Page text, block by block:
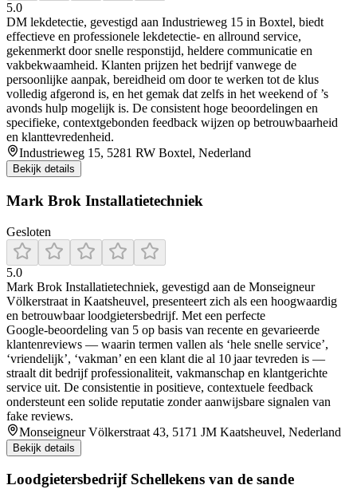
5.0
DM lekdetectie, gevestigd aan Industrieweg 15 in Boxtel, biedt
effectieve en professionele lekdetectie- en allround service,
gekenmerkt door snelle responstijd, heldere communicatie en
vakbekwaamheid. Klanten prijzen het bedrijf vanwege de
persoonlijke aanpak, bereidheid om door te werken tot de klus
volledig afgerond is, en het gemak dat zelfs in het weekend of ’s
avonds hulp mogelijk is. De consistent hoge beoordelingen en
specifieke, contextgebonden feedback wijzen op betrouwbaarheid
en klanttevredenheid.
Industrieweg 15, 5281 RW Boxtel, Nederland
Bekijk details
Mark Brok Installatietechniek
Gesloten
5.0
Mark Brok Installatietechniek, gevestigd aan de Monseigneur
Völkerstraat in Kaatsheuvel, presenteert zich als een hoogwaardig
en betrouwbaar loodgietersbedrijf. Met een perfecte
Google‑beoordeling van 5 op basis van recente en gevarieerde
klantenreviews — waarin termen vallen als ‘hele snelle service’,
‘vriendelijk’, ‘vakman’ en een klant die al 10 jaar tevreden is —
straalt dit bedrijf professionaliteit, vakmanschap en klantgerichte
service uit. De consistentie in positieve, contextuele feedback
ondersteunt een solide reputatie zonder aanwijsbare signalen van
fake reviews.
Monseigneur Völkerstraat 43, 5171 JM Kaatsheuvel, Nederland
Bekijk details
Loodgietersbedrijf Schellekens van de sande